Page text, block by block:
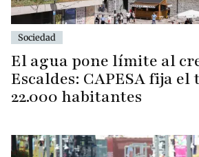
Sociedad
El agua pone límite al
Escaldes: CAPESA fija el
22.000 habitantes